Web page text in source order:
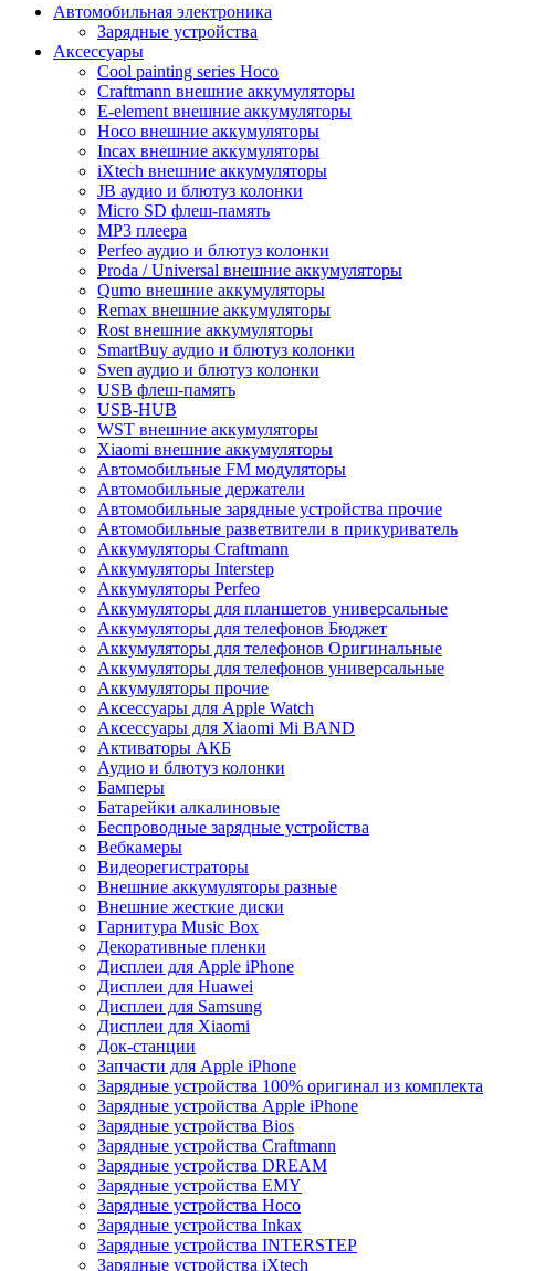
Автомобильная электроника
Зарядные устройства
Аксессуары
Cool painting series Hoco
Craftmann внешние аккумуляторы
E-element внешние аккумуляторы
Hoco внешние аккумуляторы
Incax внешние аккумуляторы
iXtech внешние аккумуляторы
JB аудио и блютуз колонки
Micro SD флеш-память
MP3 плеера
Perfeo аудио и блютуз колонки
Proda / Universal внешние аккумуляторы
Qumo внешние аккумуляторы
Remax внешние аккумуляторы
Rost внешние аккумуляторы
SmartBuy аудио и блютуз колонки
Sven аудио и блютуз колонки
USB флеш-память
USB-HUB
WST внешние аккумуляторы
Xiaomi внешние аккумуляторы
Автомобильные FM модуляторы
Автомобильные держатели
Автомобильные зарядные устройства прочие
Автомобильные разветвители в прикуриватель
Аккумуляторы Craftmann
Аккумуляторы Interstep
Аккумуляторы Perfeo
Аккумуляторы для планшетов универсальные
Аккумуляторы для телефонов Бюджет
Аккумуляторы для телефонов Оригинальные
Аккумуляторы для телефонов универсальные
Аккумуляторы прочие
Аксессуары для Apple Watch
Аксессуары для Xiaomi Mi BAND
Активаторы АКБ
Аудио и блютуз колонки
Бамперы
Батарейки алкалиновые
Беспроводные зарядные устройства
Вебкамеры
Видеорегистраторы
Внешние аккумуляторы разные
Внешние жесткие диски
Гарнитура Music Box
Декоративные пленки
Дисплеи для Apple iPhone
Дисплеи для Huawei
Дисплеи для Samsung
Дисплеи для Xiaomi
Док-станции
Запчасти для Apple iPhone
Зарядные устройства 100% оригинал из комплекта
Зарядные устройства Apple iPhone
Зарядные устройства Bios
Зарядные устройства Craftmann
Зарядные устройства DREAM
Зарядные устройства EMY
Зарядные устройства Hoco
Зарядные устройства Inkax
Зарядные устройства INTERSTEP
Зарядные устройства iXtech